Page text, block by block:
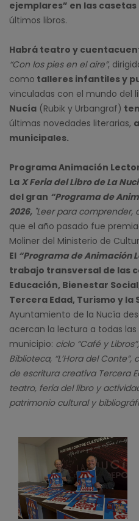
ejemplares” en las casetas
últimos libros.
Habrá teatro y
“Con los pies en el aire”,
como talleres infantiles y
vinculadas con el mundo del
Nucía (Rubik y Urbangraf)
últimas novedades literarias,
municipales.
Programa Animación
La X Feria del Libro de La
del gran “Programa de
2026, "Leer para
que el año pasado fue
Moliner del Ministerio de
El “Programa de Animación
trabajo transversal de las
Educación, Bienestar
Tercera Edad, Turismo y la
Ayuntamiento de la Nucía
acercan la lectura a todas
municipio: ciclo “Café y
Biblioteca, “L’Hora del
de escritura creativa Tercera
teatro, feria del libro y
patrimonio cultural y